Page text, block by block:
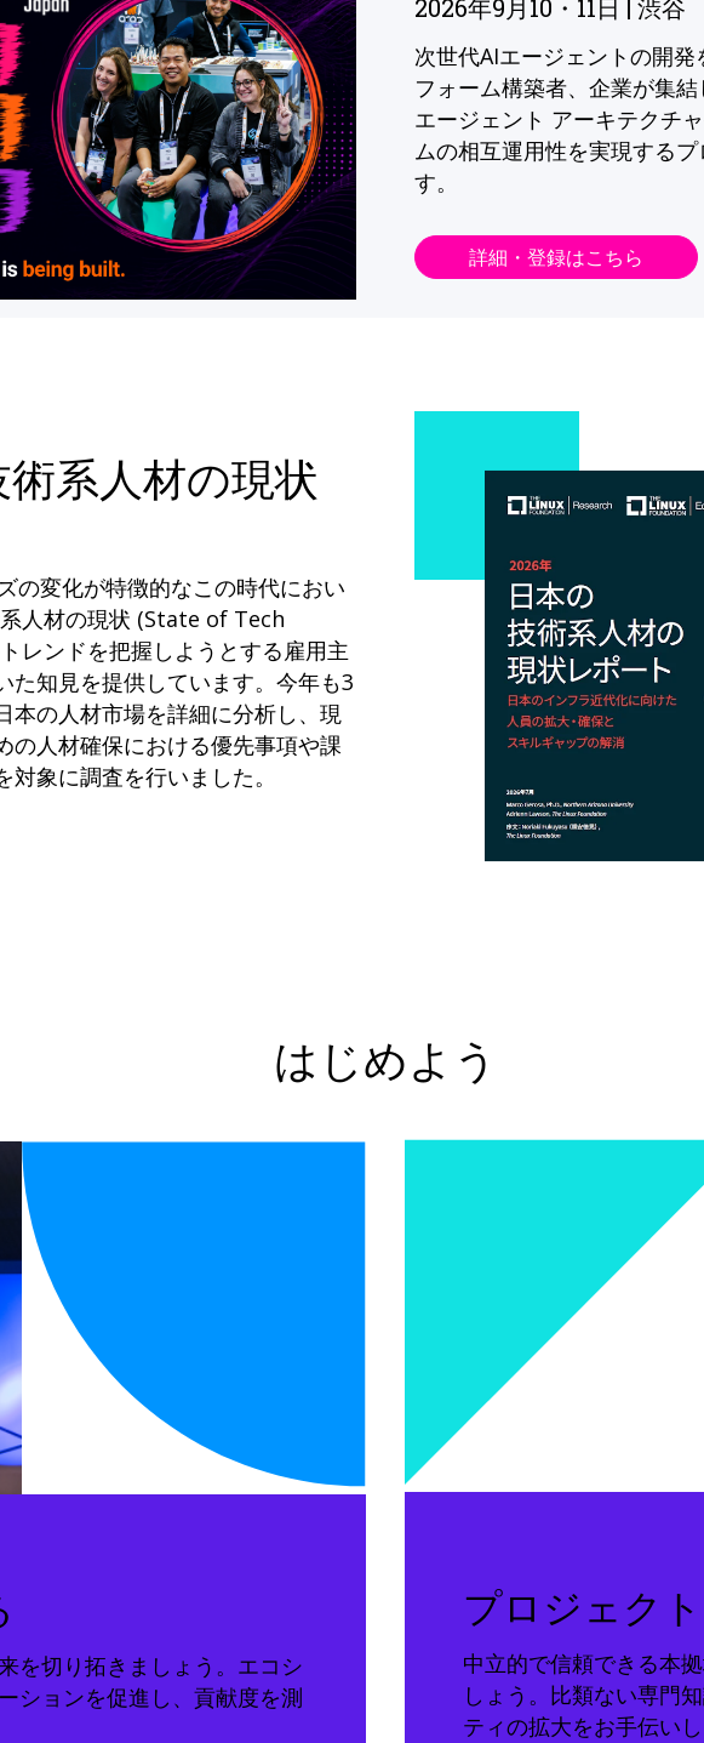
2026年9月10・11日 | 渋谷
次世代AIエージェントの開
フォーム構築者、企業が集
エージェント アーキテクチ
ムの相互運用性を実現する
す。
詳細・登録はこちら
系人材の現状
の変化が特徴的なこの時代におい
人材の現状 (State of Tech
レンドを把握しようとする雇用主
た知見を提供しています。今年も3
本の人材市場を詳細に分析し、現
の人材確保における優先事項や課
象に調査を行いました。
はじめよう
を切り拓きましょう。エコシ
ションを促進し、貢献度を測
プロジェク
中立的で信頼できる本
しょう。比類ない専門
ティの拡大をお手伝いし